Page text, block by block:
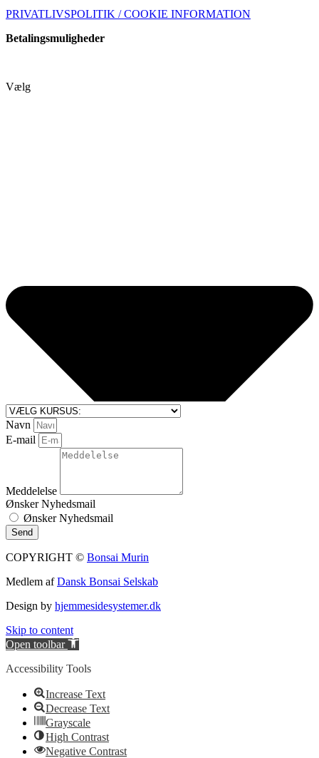
PRIVATLIVSPOLITIK / COOKIE INFORMATION
Betalingsmuligheder
Vælg
Navn
E-mail
Meddelelse
Ønsker Nyhedsmail
Ønsker Nyhedsmail
Send
COPYRIGHT © Bonsai Murin
Medlem afDansk Bonsai Selskab
Design by hjemmesidesystemer.dk
Skip to content
Open toolbar
Accessibility Tools
Increase Text
Decrease Text
Grayscale
High Contrast
Negative Contrast